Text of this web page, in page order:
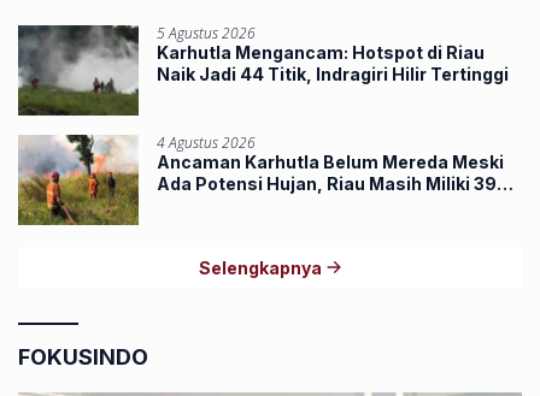
5 Agustus 2026
Karhutla Mengancam: Hotspot di Riau
Naik Jadi 44 Titik, Indragiri Hilir Tertinggi
4 Agustus 2026
Ancaman Karhutla Belum Mereda Meski
Ada Potensi Hujan, Riau Masih Miliki 39
Selengkapnya
FOKUSINDO